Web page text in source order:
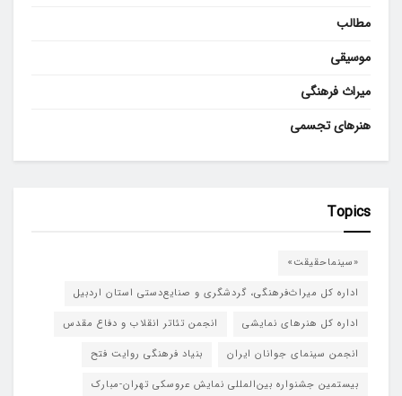
مطالب
موسیقی
میراث فرهنگی
هنرهای تجسمی
Topics
«سینماحقیقت»
اداره کل میراث‌فرهنگی، گردشگری و صنایع‌دستی استان اردبیل
اداره کل هنرهای نمایشی
انجمن تئاتر انقلاب و دفاع مقدس
انجمن سینمای جوانان ایران
بنیاد فرهنگی روایت فتح
بیستمین جشنواره بین‌المللی نمایش عروسکی تهران-مبارک